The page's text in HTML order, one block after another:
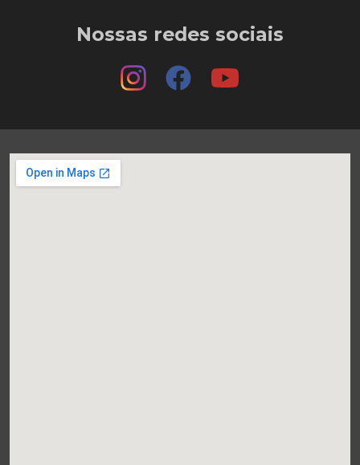
Nossas redes sociais